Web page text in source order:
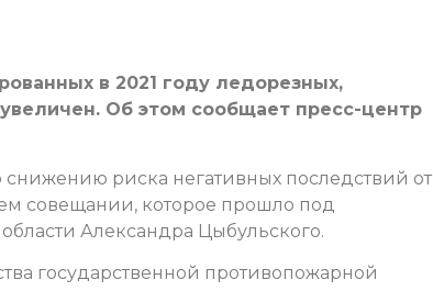
в 2021 году ледорезных,
Об этом сообщает пресс-центр
риска негативных последствий от
совещании, которое прошло под
Александра Цыбульского.
государственной противопожарной